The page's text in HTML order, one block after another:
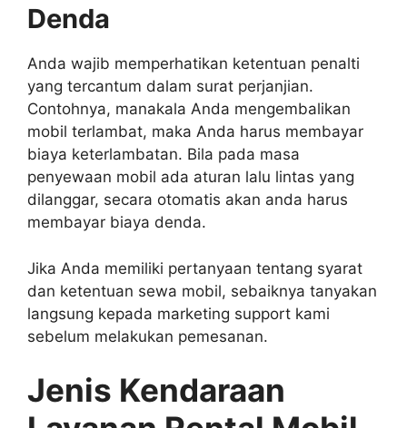
Denda
Anda wajib memperhatikan ketentuan penalti
yang tercantum dalam surat perjanjian.
Contohnya, manakala Anda mengembalikan
mobil terlambat, maka Anda harus membayar
biaya keterlambatan. Bila pada masa
penyewaan mobil ada aturan lalu lintas yang
dilanggar, secara otomatis akan anda harus
membayar biaya denda.
Jika Anda memiliki pertanyaan tentang syarat
dan ketentuan sewa mobil, sebaiknya tanyakan
langsung kepada marketing support kami
sebelum melakukan pemesanan.
Jenis Kendaraan